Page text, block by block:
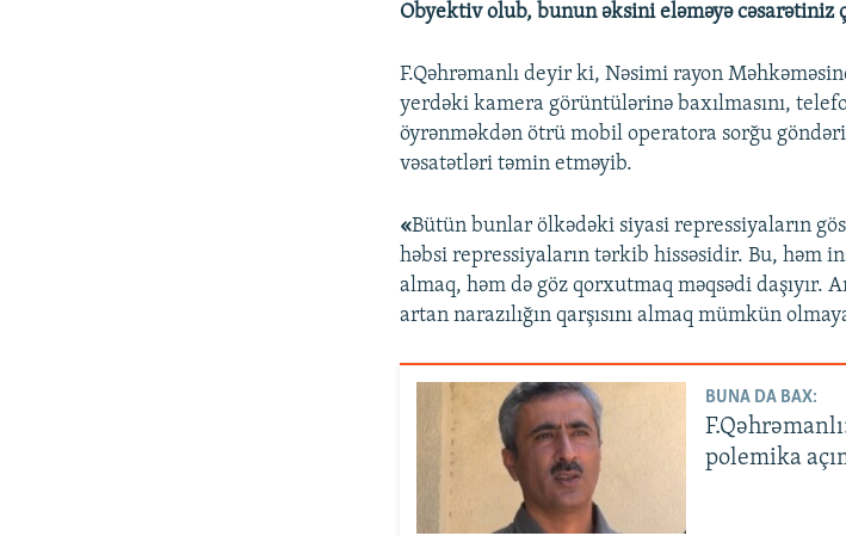
Obyektiv olub, bunun əksini eləməyə cəsarətiniz
F.Qəhrəmanlı deyir ki, Nəsimi rayon
yerdəki kamera görüntülərinə baxılmasını,
öyrənməkdən ötrü mobil operatora sorğu
vəsatətləri təmin etməyib.
«Bütün bunlar ölkədəki siyasi repressiyaların
həbsi repressiyaların tərkib hissəsidir. Bu, həm
almaq, həm də göz qorxutmaq məqsədi daşıyır.
artan narazılığın qarşısını almaq mümkün
BUNA DA BAX:
polemika